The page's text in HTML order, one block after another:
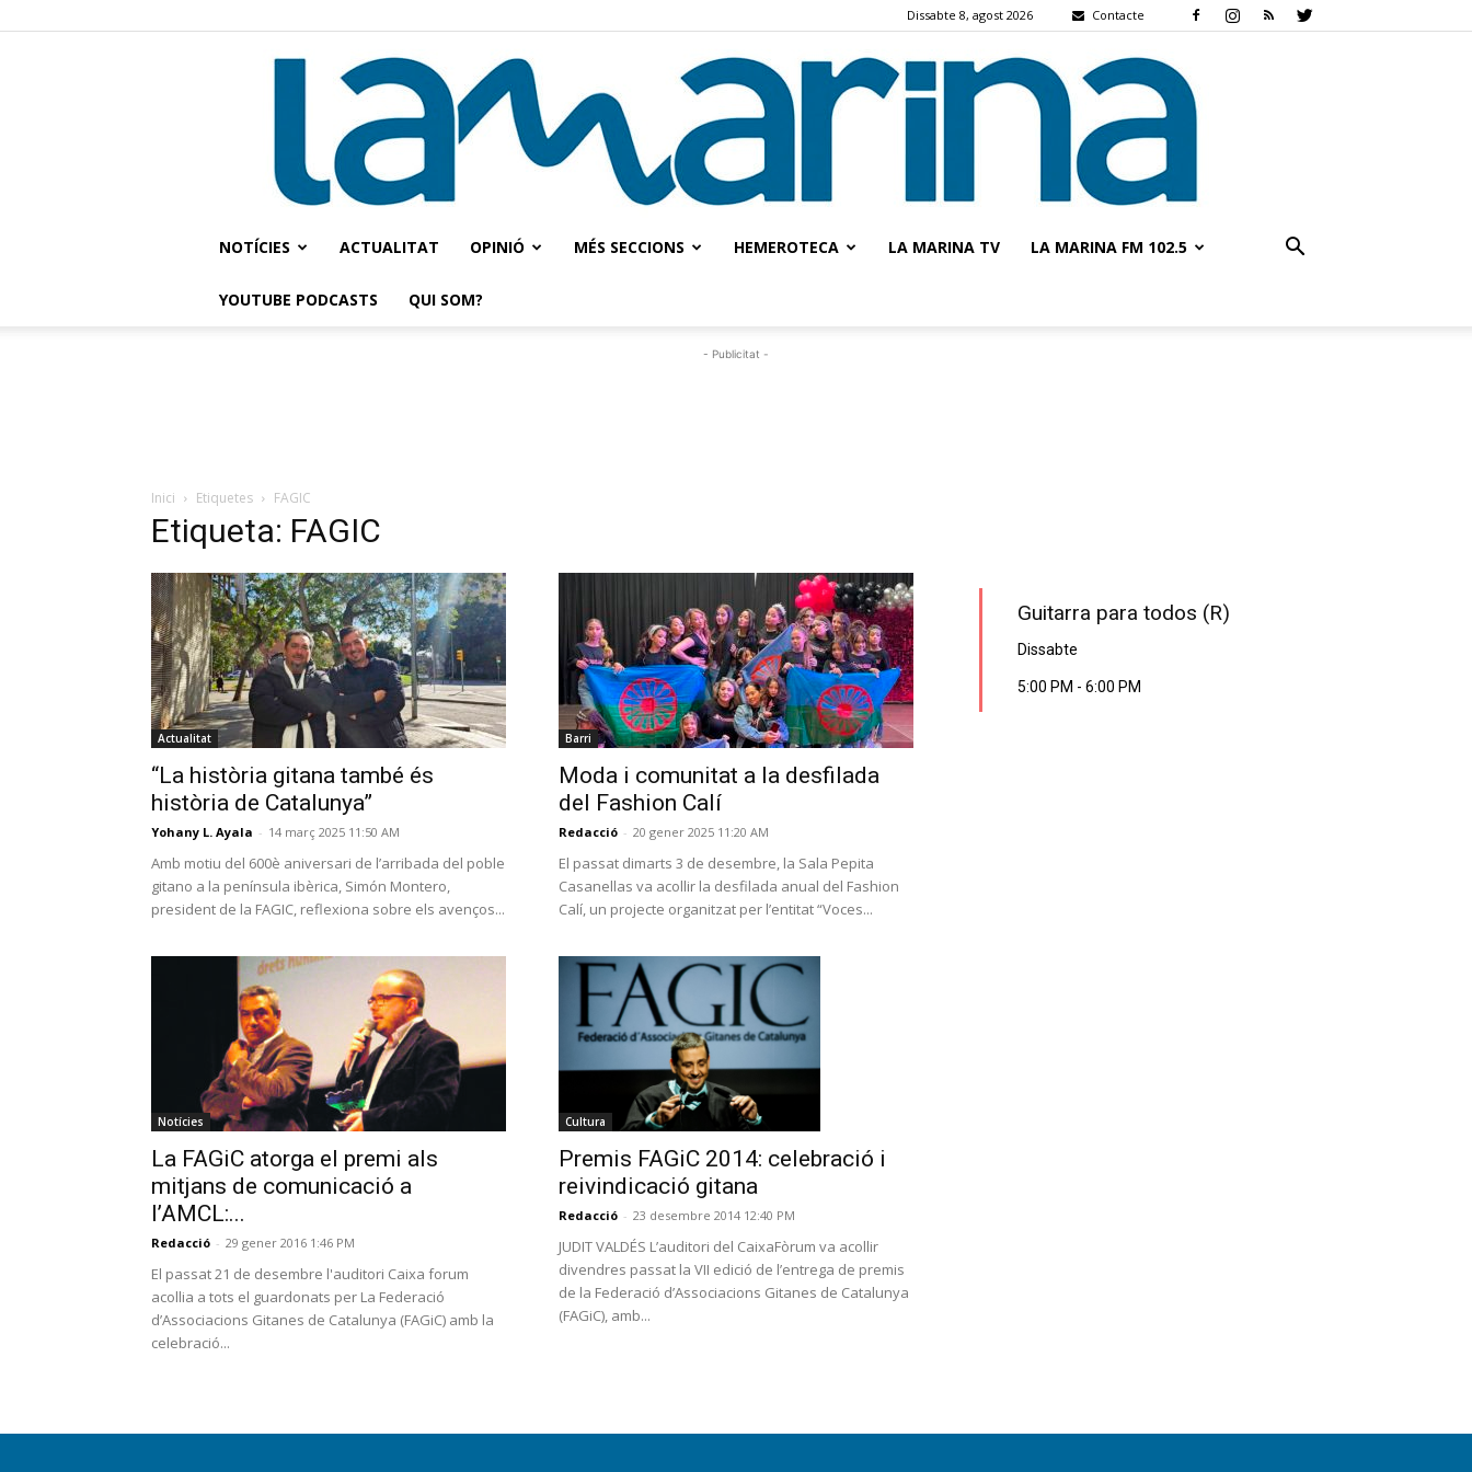
Dissabte 8, agost 2026 Contacte
NOTÍCIES ACTUALITAT OPINIÓ MÉS SECCIONS HEMEROTECA LA MARINA TV LA MARINA FM 102.5
YOUTUBE PODCASTS QUI SOM?
- Publicitat -
Inici Etiquetes FAGIC
Etiqueta: FAGIC
Actualitat
“La història gitana també és
història de Catalunya”
Yohany L. Ayala - 14 març 2025 11:50 AM
Amb motiu del 600è aniversari de l’arribada del poble
gitano a la península ibèrica, Simón Montero,
president de la FAGIC, reflexiona sobre els avenços...
Barri
Moda i comunitat a la desfilada
del Fashion Calí
Redacció - 20 gener 2025 11:20 AM
El passat dimarts 3 de desembre, la Sala Pepita
Casanellas va acollir la desfilada anual del Fashion
Calí, un projecte organitzat per l’entitat “Voces...
Notícies
La FAGiC atorga el premi als
mitjans de comunicació a
l’AMCL:...
Redacció - 29 gener 2016 1:46 PM
El passat 21 de desembre l'auditori Caixa forum
acollia a tots el guardonats per La Federació
d’Associacions Gitanes de Catalunya (FAGiC) amb la
celebració...
Cultura
Premis FAGiC 2014: celebració i
reivindicació gitana
Redacció - 23 desembre 2014 12:40 PM
JUDIT VALDÉS L’auditori del CaixaFòrum va acollir
divendres passat la VII edició de l’entrega de premis
de la Federació d’Associacions Gitanes de Catalunya
(FAGiC), amb...
Guitarra para todos (R)
Dissabte
5:00 PM - 6:00 PM